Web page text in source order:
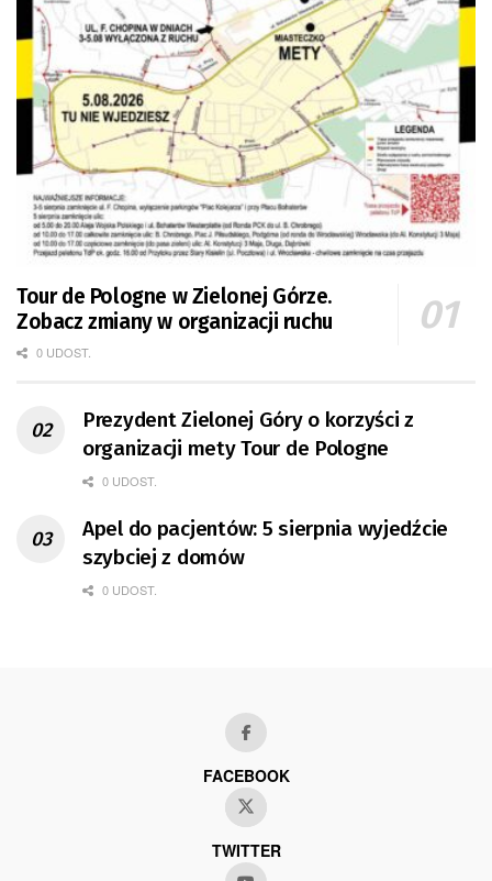
Tour de Pologne w Zielonej Górze.
Zobacz zmiany w organizacji ruchu
0 UDOST.
Prezydent Zielonej Góry o korzyści z
organizacji mety Tour de Pologne
0 UDOST.
Apel do pacjentów: 5 sierpnia wyjedźcie
szybciej z domów
0 UDOST.
FACEBOOK
TWITTER